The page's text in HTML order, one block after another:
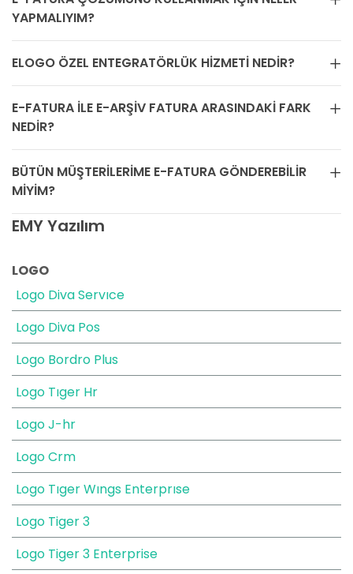
YAPMALIYIM?
ELOGO ÖZEL ENTEGRATÖRLÜK HIZMETI NEDIR?
E-FATURA ILE E-ARŞIV FATURA ARASINDAKI FARK
NEDIR?
BÜTÜN MÜŞTERILERIME E-FATURA GÖNDEREBILIR
MIYIM?
EMY Yazılım
LOGO
Logo Diva Servıce
Logo Diva Pos
Logo Bordro Plus
Logo Tıger Hr
Logo J-hr
Logo Crm
Logo Tıger Wıngs Enterprıse
Logo Tiger 3
Logo Tiger 3 Enterprise